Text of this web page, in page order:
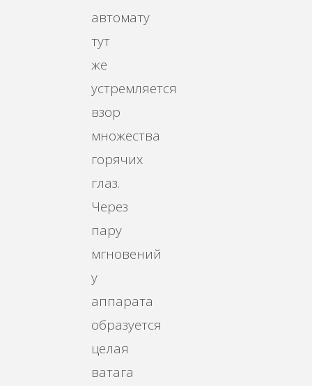
автомату
тут
же
устремляется
взор
множества
горячих
глаз.
Через
пару
мгновений
у
аппарата
образуется
целая
ватага